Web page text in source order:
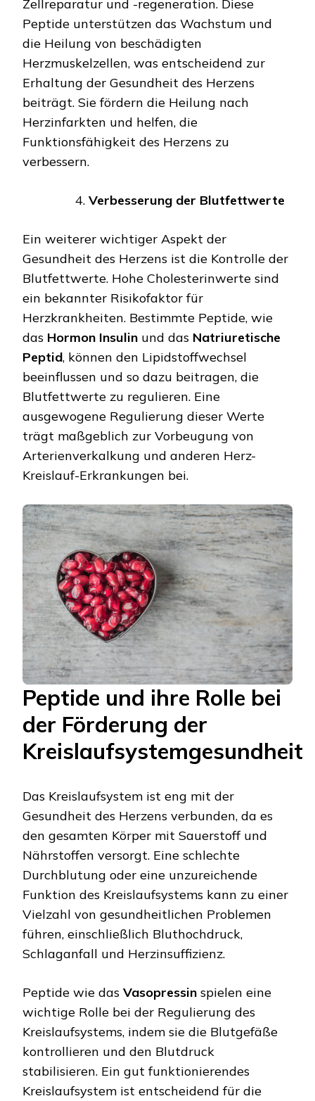
Zellreparatur und -regeneration. Diese
Peptide unterstützen das Wachstum und
die Heilung von beschädigten
Herzmuskelzellen, was entscheidend zur
Erhaltung der Gesundheit des Herzens
beiträgt. Sie fördern die Heilung nach
Herzinfarkten und helfen, die
Funktionsfähigkeit des Herzens zu
verbessern.
Verbesserung der Blutfettwerte
Ein weiterer wichtiger Aspekt der
Gesundheit des Herzens ist die Kontrolle der
Blutfettwerte. Hohe Cholesterinwerte sind
ein bekannter Risikofaktor für
Herzkrankheiten. Bestimmte Peptide, wie
das Hormon Insulin und das Natriuretische
Peptid, können den Lipidstoffwechsel
beeinflussen und so dazu beitragen, die
Blutfettwerte zu regulieren. Eine
ausgewogene Regulierung dieser Werte
trägt maßgeblich zur Vorbeugung von
Arterienverkalkung und anderen Herz-
Kreislauf-Erkrankungen bei.
Peptide und ihre Rolle bei
der Förderung der
Kreislaufsystemgesundheit
Das Kreislaufsystem ist eng mit der
Gesundheit des Herzens verbunden, da es
den gesamten Körper mit Sauerstoff und
Nährstoffen versorgt. Eine schlechte
Durchblutung oder eine unzureichende
Funktion des Kreislaufsystems kann zu einer
Vielzahl von gesundheitlichen Problemen
führen, einschließlich Bluthochdruck,
Schlaganfall und Herzinsuffizienz.
Peptide wie das Vasopressin spielen eine
wichtige Rolle bei der Regulierung des
Kreislaufsystems, indem sie die Blutgefäße
kontrollieren und den Blutdruck
stabilisieren. Ein gut funktionierendes
Kreislaufsystem ist entscheidend für die